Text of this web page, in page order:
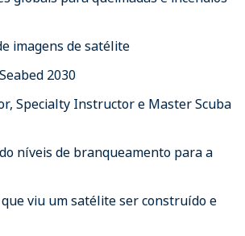
imagens de satélite
2030
Specialty Instructor e Master Scuba
níveis de branqueamento para a
viu um satélite ser construído e